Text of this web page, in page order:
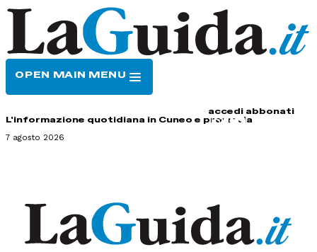
OPEN MAIN MENU
accedi abbonati
L'informazione quotidiana in Cuneo e provincia
7 agosto 2026